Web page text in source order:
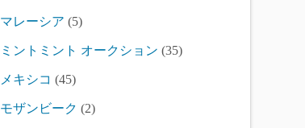
マレーシア (5)
ミントミント オークション (35)
メキシコ (45)
モザンビーク (2)